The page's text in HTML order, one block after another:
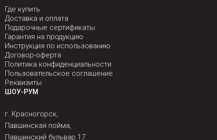
Где купить
Доставка и оплата
Подарочные сертификаты
Гарантия на продукцию
Инструкция по использованию
Договор-оферта
Политика конфиденциальности
Пользовательское соглашение
Реквизиты
ШОУ-РУМ
г. Красногорск,
Павшинская пойма,
Павшинский бульвар 17